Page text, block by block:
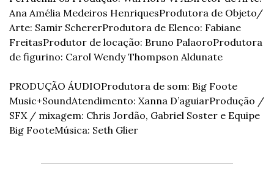
Ana Amélia Medeiros HenriquesProdutora de Objeto/
Arte: Samir SchererProdutora de Elenco: Fabiane
FreitasProdutor de locação: Bruno PalaoroProdutora
de figurino: Carol Wendy Thompson Aldunate
PRODUÇÃO ÁUDIOProdutora de som: Big Foote
Music+SoundAtendimento: Xanna D’aguiarProdução /
SFX / mixagem: Chris Jordão, Gabriel Soster e Equipe
Big FooteMúsica: Seth Glier